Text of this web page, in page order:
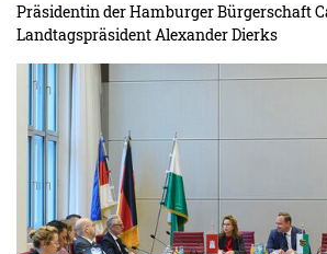
Präsidentin der Hamburger Bürgerschaft
Landtagspräsident Alexander Dierks